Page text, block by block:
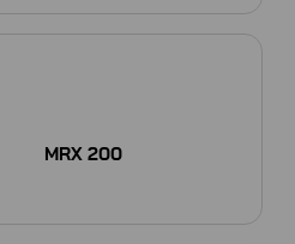
MRX 200